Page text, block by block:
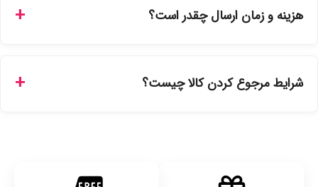
نمایندگی‌های معتبر تهیه شده و دارای بچ‌کد قابل استعلام هستند.
هزینه و زمان ارسال چقدر است؟
انتخاب کنید و برای شهرستان‌ها بین یک الی ۳ روز کاری از طریق
شرایط مرجوع کردن کالا چیست؟